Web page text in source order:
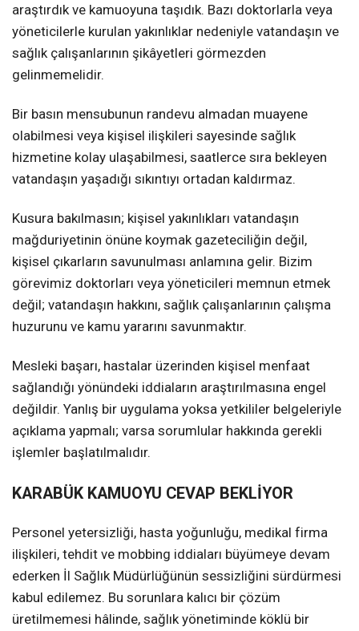
araştırdık ve kamuoyuna taşıdık. Bazı doktorlarla veya
yöneticilerle kurulan yakınlıklar nedeniyle vatandaşın ve
sağlık çalışanlarının şikâyetleri görmezden
gelinmemelidir.
Bir basın mensubunun randevu almadan muayene
olabilmesi veya kişisel ilişkileri sayesinde sağlık
hizmetine kolay ulaşabilmesi, saatlerce sıra bekleyen
vatandaşın yaşadığı sıkıntıyı ortadan kaldırmaz.
Kusura bakılmasın; kişisel yakınlıkları vatandaşın
mağduriyetinin önüne koymak gazeteciliğin değil,
kişisel çıkarların savunulması anlamına gelir. Bizim
görevimiz doktorları veya yöneticileri memnun etmek
değil; vatandaşın hakkını, sağlık çalışanlarının çalışma
huzurunu ve kamu yararını savunmaktır.
Mesleki başarı, hastalar üzerinden kişisel menfaat
sağlandığı yönündeki iddiaların araştırılmasına engel
değildir. Yanlış bir uygulama yoksa yetkililer belgeleriyle
açıklama yapmalı; varsa sorumlular hakkında gerekli
işlemler başlatılmalıdır.
KARABÜK KAMUOYU CEVAP BEKLİYOR
Personel yetersizliği, hasta yoğunluğu, medikal firma
ilişkileri, tehdit ve mobbing iddiaları büyümeye devam
ederken İl Sağlık Müdürlüğünün sessizliğini sürdürmesi
kabul edilemez. Bu sorunlara kalıcı bir çözüm
üretilmemesi hâlinde, sağlık yönetiminde köklü bir